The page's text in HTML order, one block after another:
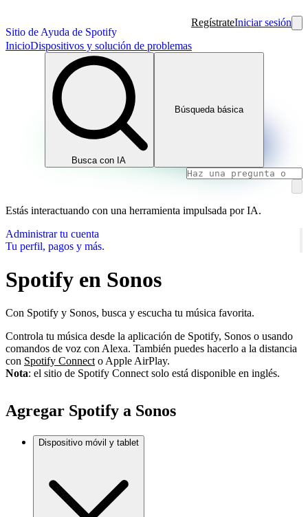
Sitio de Ayuda de Spotify
RegístrateIniciar sesión
InicioDispositivos y solución de problemas
Busca con IA
Búsqueda básica
Estás interactuando con una herramienta impulsada por IA.
Administrar tu cuenta
Tu perfil, pagos y más.
Spotify en Sonos
Con Spotify y Sonos, busca y escucha tu música favorita.
Controla tu música desde la aplicación de Spotify, Sonos o usando
comandos de voz con Alexa. También puedes hacerlo a la distancia
con Spotify Connect o Apple AirPlay.
Nota: el sitio de Spotify Connect solo está disponible en inglés.
Agregar Spotify a Sonos
Dispositivo móvil y tablet